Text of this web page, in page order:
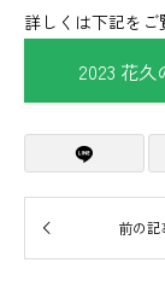
詳しくは下記をご
2023 花